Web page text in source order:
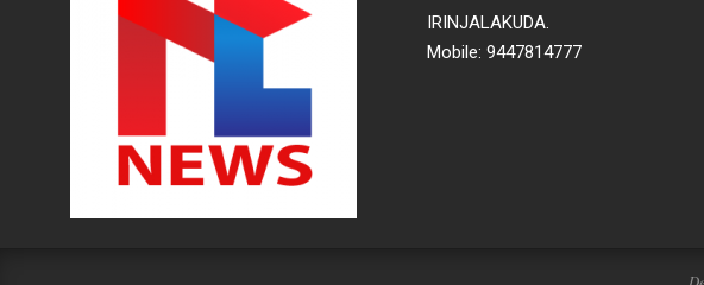
IRINJALAKUDA.
Mobile: 9447814777